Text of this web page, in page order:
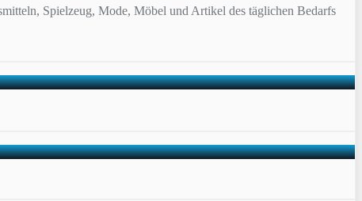
Spielzeug, Mode, Möbel und Artikel des täglichen Bedarfs